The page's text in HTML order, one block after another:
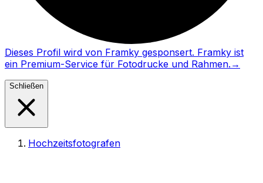
Dieses Profil wird von Framky gesponsert. Framky ist
ein Premium-Service für Fotodrucke und Rahmen. →
Schließen
Hochzeitsfotografen